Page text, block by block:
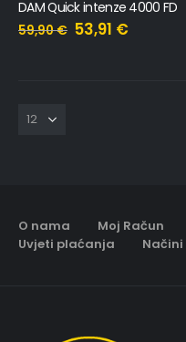
DAM Quick intenze 4000 FD
59,90€ 53,91 €
O nama Moj Račun
Uvjeti plaćanja